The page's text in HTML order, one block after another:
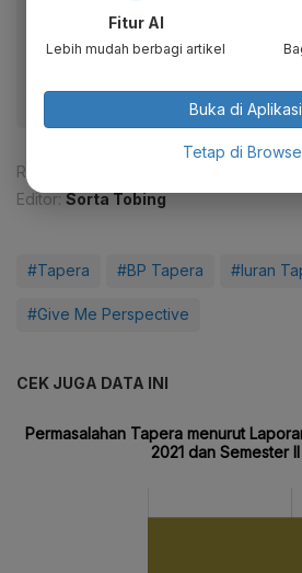
Dapatkan pengalaman membaca
fitur menarik lainnya lewat aplikasi
Reporter:
Editor: Sorta Tobing
#Tapera #BP Tapera #Iuran
#Give Me Perspective
CEK JUGA DATA INI
Fitur AI
Lebih mudah berbagi artikel
Buka di Aplikasi
Tetap di